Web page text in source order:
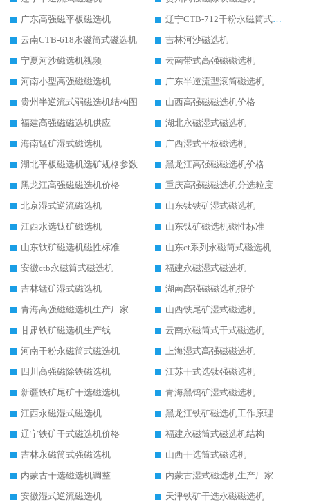
广东高强磁平板磁选机
辽宁CTB-712干粉永磁筒式磁选机
云南CTB-618永磁筒式磁选机
吉林河沙磁选机
宁夏河沙磁选机视频
云南带式高强磁磁选机
河南小型高强磁磁选机
广东半逆流型滚筒磁选机
贵州半逆流式弱磁选机结构图
山西高强磁磁选机价格
福建高强磁磁选机供应
湖北永磁湿式磁选机
海南锰矿湿式磁选机
广西湿式平板磁选机
湖北平板磁选机选矿规格参数
黑龙江高强磁磁选机价格
黑龙江高强磁磁选机价格
重庆高强磁磁选机分选粒度
北京湿式逆流磁选机
山东钛铁矿湿式磁选机
江西水选钛矿磁选机
山东钛矿磁选机磁性标准
山东钛矿磁选机磁性标准
山东ct系列永磁筒式磁选机
安徽ctb永磁筒式磁选机
福建永磁湿式磁选机
吉林锰矿湿式磁选机
湖南高强磁磁选机报价
青海高强磁磁选机生产厂家
山西铁尾矿湿式磁选机
甘肃铁矿磁选机生产线
云南永磁筒式干式磁选机
河南干粉永磁筒式磁选机
上海湿式高强磁磁选机
四川高强磁除铁磁选机
江苏干式选钛强磁选机
新疆铁矿尾矿干选磁选机
青海黑钨矿湿式磁选机
江西永磁湿式磁选机
黑龙江铁矿磁选机工作原理
辽宁铁矿干式磁选机价格
福建永磁筒式磁选机结构
吉林永磁筒式强磁选机
山西干选筒式磁选机
内蒙古干选磁选机调整
内蒙古湿式磁选机生产厂家
安徽湿式逆流磁选机
天津铁矿干选永磁磁选机